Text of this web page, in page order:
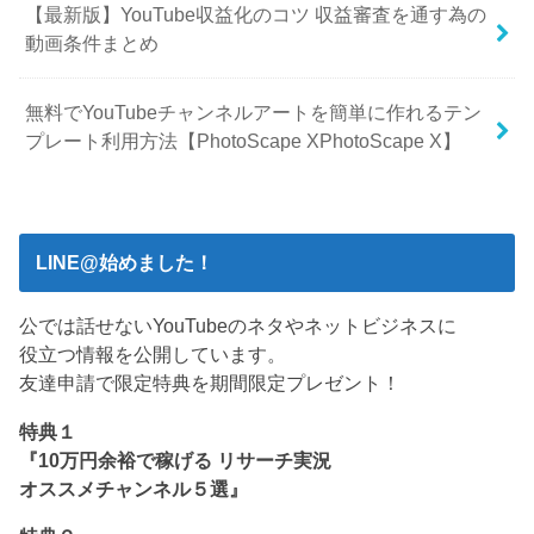
【最新版】YouTube収益化のコツ 収益審査を通す為の
動画条件まとめ
無料でYouTubeチャンネルアートを簡単に作れるテン
プレート利用方法【PhotoScape XPhotoScape X】
LINE@始めました！
公では話せないYouTubeのネタやネットビジネスに
役立つ情報を公開しています。
友達申請で限定特典を期間限定プレゼント！
特典１
『10万円余裕で稼げる リサーチ実況
オススメチャンネル５選』